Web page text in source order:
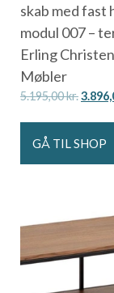
skab med fast
modul 007 –
Erling
Møbler
5.195,00kr.
GÅ TIL SHOP